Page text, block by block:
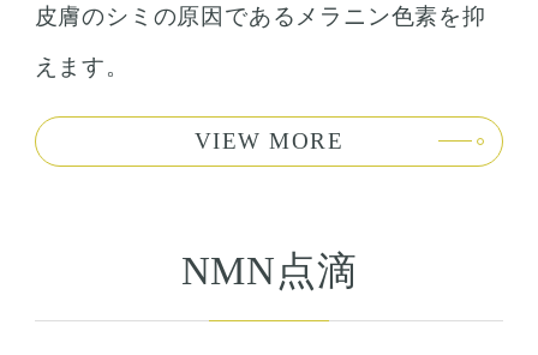
皮膚のシミの原因であるメラニン色素を抑
えます。
VIEW MORE
NMN点滴